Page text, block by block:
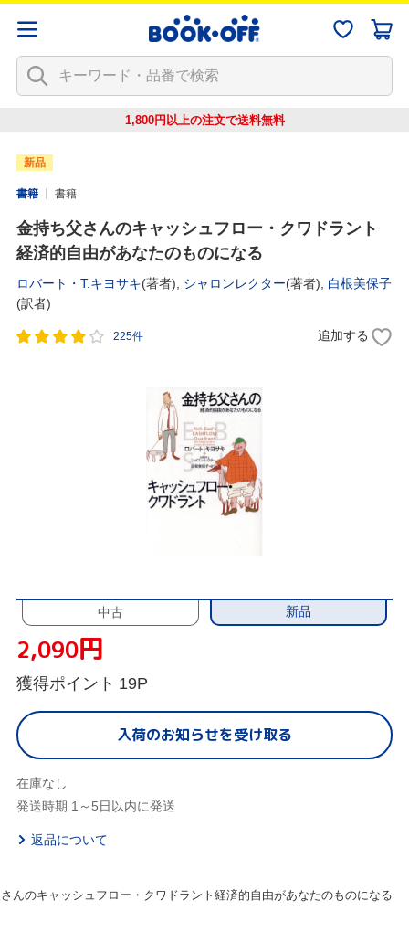
1,800円以上の注文で送料無料
新品
書籍 書籍
金持ち父さんのキャッシュフロー・クワドラント
経済的自由があなたのものになる
ロバート・T.キヨサキ(著者), シャロンレクター(著者),
白根美保子
(訳者)
225件 追加する
中古 新品
2,090円
獲得ポイント 19P
入荷のお知らせを受け取る
在庫なし
発送時期 1～5日以内に発送
返品について
んのキャッシュフロー・クワドラント経済的自由があなたのものになる